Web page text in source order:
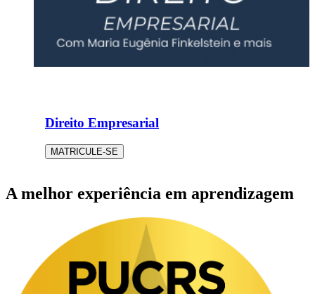
Direito Empresarial
MATRICULE-SE
A melhor experiência em aprendizagem